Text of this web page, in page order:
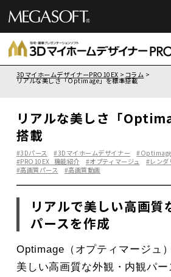
3DマイホームデザイナーPRO10EX コラム
リアルな美しさ「Optimage」を標準搭載
リアルな美しさ「
搭載
#3Dパース #3Dマイホームデザイナー
#Optimage
#PRO10EX_機能紹介
#オプティマージュ
#レンダ
#高画質パース
#高画質動画
リアルで美しい高画質
パースを作成
Optimage（オプティマージュ
美しい高画質な外観・内観パ